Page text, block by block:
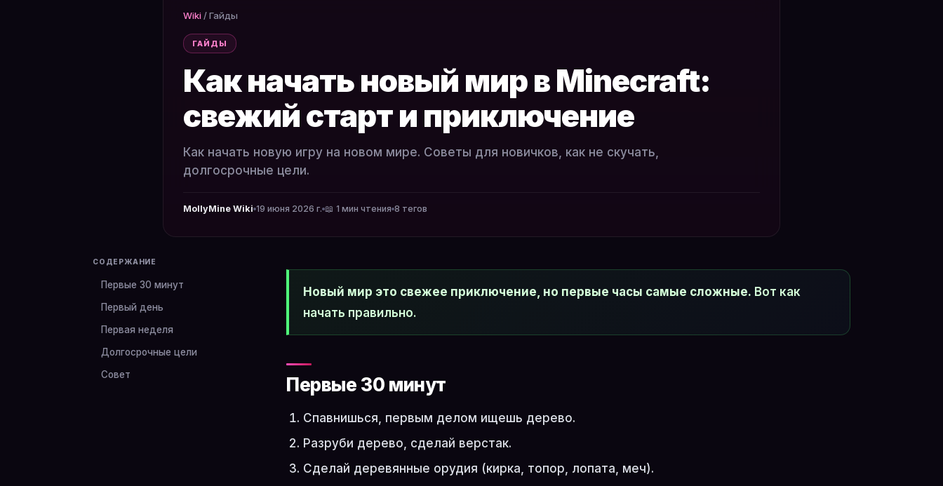
Wiki /Гайды
ГАЙДЫ
Как начать новый мир в Minecraft:
свежий старт и приключение
Как начать новую игру на новом мире. Советы для новичков, как не скучать,
долгосрочные цели.
MollyMine Wiki 19 июня 2026 г. 📖 1 мин чтения 8 тегов
СОДЕРЖАНИЕ
Первые 30 минут
Первый день
Первая неделя
Долгосрочные цели
Совет
Новый мир это свежее приключение, но первые часы самые сложные. Вот как
начать правильно.
Первые 30 минут
Спавнишься, первым делом ищешь дерево.
Разруби дерево, сделай верстак.
Сделай деревянные орудия (кирка, топор, лопата, меч).